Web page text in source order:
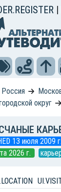
|
Россия
округ
13 июля 2009 г.
2026 г.